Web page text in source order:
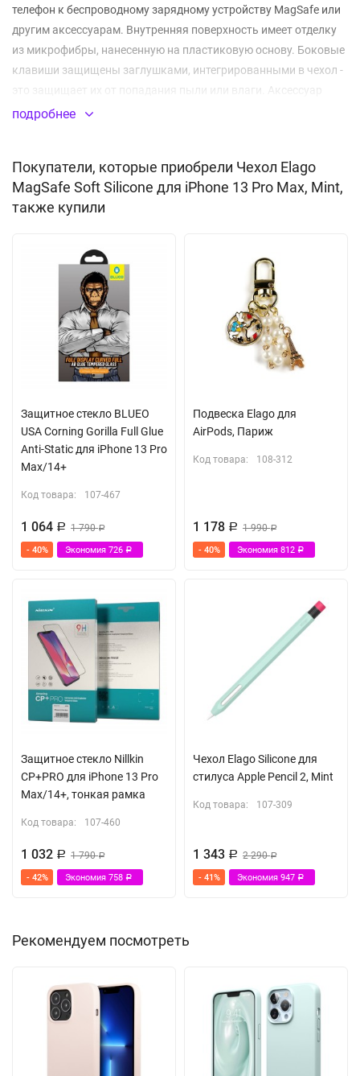
телефон к беспроводному зарядному устройству MagSafe или
другим аксессуарам. Внутренняя поверхность имеет отделку
из микрофибры, нанесенную на пластиковую основу. Боковые
клавиши защищены заглушками, интегрированными в чехол -
это защищает их от попадания пыли или влаги. Аксессуар
плотно облегает корпус телефона, его конструкция отлично
Не скользит в руках
Встроенные магниты Magsafe
подробнее
Покупатели, которые приобрели Чехол Elago
MagSafe Soft Silicone для iPhone 13 Pro Max, Mint,
также купили
Защитное стекло BLUEO
USA Corning Gorilla Full Glue
Anti-Static для iPhone 13 Pro
Max/14+
Код товара: 107-467
1 064 Р 1 790Р
- 40% Экономия 726 Р
Подвеска Elago для
AirPods, Париж
Код товара: 108-312
1 178 Р 1 990Р
- 40% Экономия 812 Р
Защитное стекло Nillkin
CP+PRO для iPhone 13 Pro
Max/14+, тонкая рамка
Код товара: 107-460
1 032 Р 1 790Р
- 42% Экономия 758 Р
Чехол Elago Silicone для
стилуса Apple Pencil 2, Mint
Код товара: 107-309
1 343 Р 2 290Р
- 41% Экономия 947 Р
Рекомендуем посмотреть